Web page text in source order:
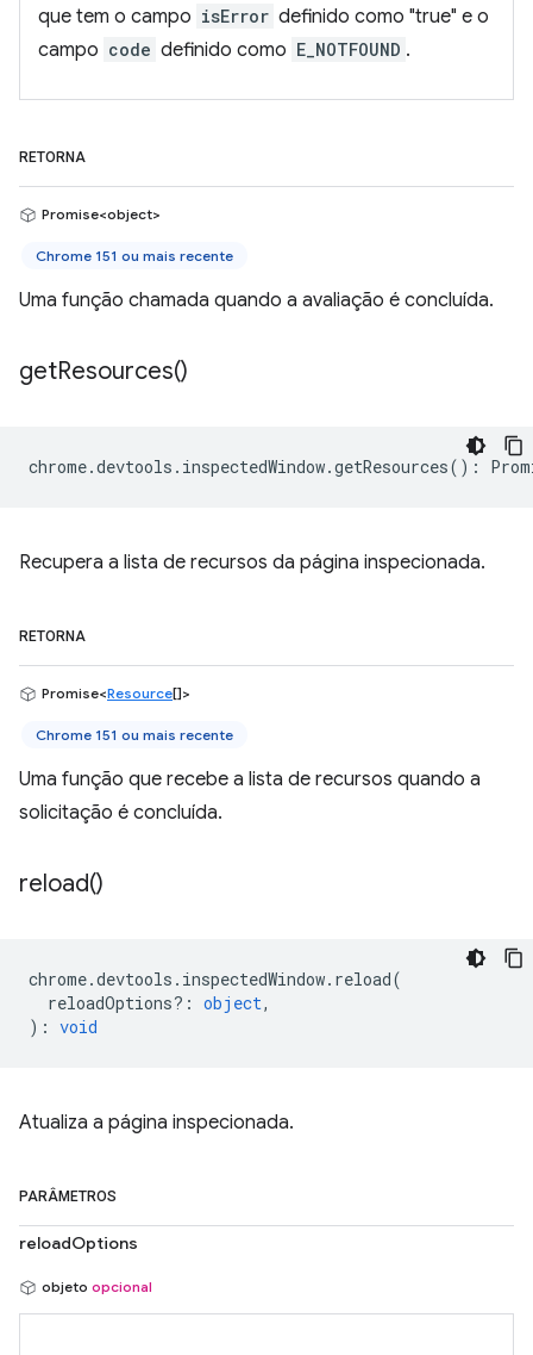
que tem o campo isError definido como "true" e o
campo code definido como E_NOTFOUND .
RETORNA
Promise<object>
Chrome 151 ou mais recente
Uma função chamada quando a avaliação é concluída.
getResources()
chrome.devtools . inspectedWindow.getResources() :
Recupera a lista de recursos da página inspecionada.
RETORNA
Promise<Resource[]>
Chrome 151 ou mais recente
Uma função que recebe a lista de recursos quando a
solicitação é concluída.
reload()
chrome.devtools . inspectedWindow. reload(
reloadOptions? : object,
) : void
Atualiza a página inspecionada.
PARÂMETROS
reloadOptions
objeto opcional